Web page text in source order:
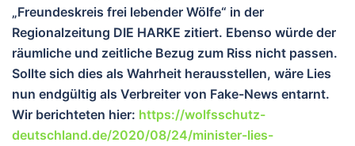
„Freundeskreis frei lebender Wölfe“ in der
Regionalzeitung DIE HARKE zitiert. Ebenso würde der
räumliche und zeitliche Bezug zum Riss nicht passen.
Sollte sich dies als Wahrheit herausstellen, wäre Lies
nun endgültig als Verbreiter von Fake-News entarnt.
Wir berichteten hier: https://wolfsschutz-
deutschland.de/2020/08/24/minister-lies-